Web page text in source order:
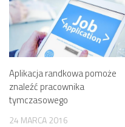
Aplikacja randkowa pomoże
znaleźć pracownika
tymczasowego
24 MARCA 2016